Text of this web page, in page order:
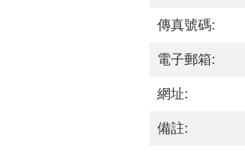
傳真號碼:
電子郵箱:
網址:
備註: